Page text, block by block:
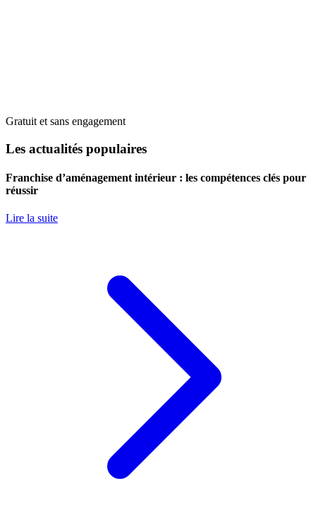
Gratuit et sans engagement
Les actualités populaires
Franchise d’aménagement intérieur : les compétences clés pour
réussir
Lire la suite